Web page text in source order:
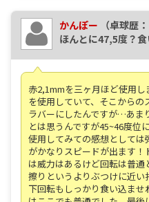
かんぽー
（卓球歴
ほんとに47,5度？
赤2,1mmを三ヶ月ほど使用
を使用していて、そこから
ラバーにしたんですが…あま
とは思うんですが45~46度位
使用してみての感想として
がかなりスピードが出ます
は威力はあるけど回転は普
擦りというよりぶつけに近
下回転もしっかり食い込ま